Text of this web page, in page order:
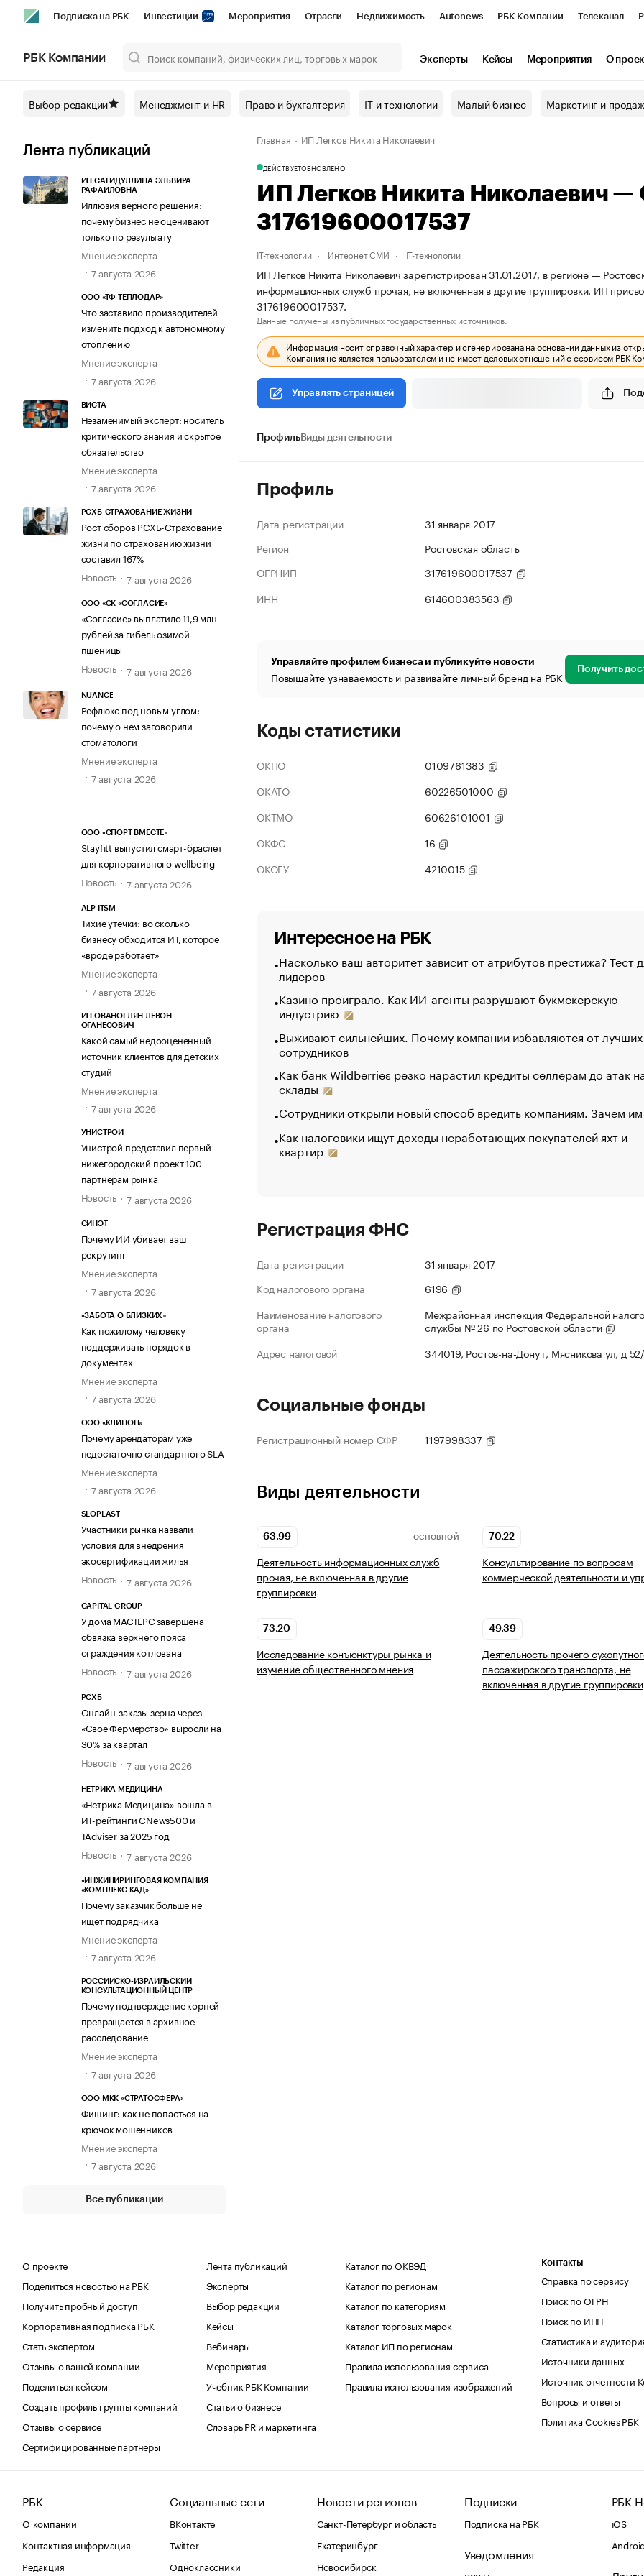
Подписка на РБК Инвестиции Мероприятия Отрасли Недвижимость Autonews РБК Компании Телеканал
Спецпроекты СПб Конференции СПб Спецпроекты Проверка контрагентов
Технологии и медиа Рынок наличной валюты
РБК Компании Эксперты Кейсы Мероприятия О
Выбор редакции Менеджмент и HR Право и бухгалтерия IT и технологии Малый бизнес Маркетинг и
Лента публикаций
ИП САГИДУЛЛИНА ЭЛЬВИРА
РАФАИЛОВНА
Иллюзия верного решения:
почему бизнес не оценивают
только по результату
Мнение эксперта
7 августа 2026
ООО «ТФ ТЕПЛОДАР»
Что заставило производителей
изменить подход к автономному
отоплению
Мнение эксперта
7 августа 2026
ВИСТА
Незаменимый эксперт: носитель
критического знания и скрытое
обязательство
Мнение эксперта
7 августа 2026
РСХБ-СТРАХОВАНИЕ ЖИЗНИ
Рост сборов РСХБ-Страхование
жизни по страхованию жизни
составил 167%
Новость
7 августа 2026
ООО «СК «СОГЛАСИЕ»
«Согласие» выплатило 11,9 млн
рублей за гибель озимой
пшеницы
Новость
7 августа 2026
NUANCE
Рефлюкс под новым углом:
почему о нем заговорили
стоматологи
Мнение эксперта
7 августа 2026
ООО «СПОРТ ВМЕСТЕ»
Stayfitt выпустил смарт-браслет
для корпоративного wellbeing
Новость
7 августа 2026
ALP ITSM
Тихие утечки: во сколько
бизнесу обходится ИТ, которое
«вроде работает»
Мнение эксперта
7 августа 2026
ИП ОВАНОГЛЯН ЛЕВОН
ОГАНЕСОВИЧ
Какой самый недооцененный
источник клиентов для детских
студий
Мнение эксперта
7 августа 2026
УНИСТРОЙ
Унистрой представил первый
нижегородский проект 100
партнерам рынка
Новость
7 августа 2026
СИНЭТ
Почему ИИ убивает ваш
рекрутинг
Мнение эксперта
7 августа 2026
«ЗАБОТА О БЛИЗКИХ»
Как пожилому человеку
поддерживать порядок в
документах
Мнение эксперта
7 августа 2026
ООО «КЛИНОН»
Почему арендаторам уже
недостаточно стандартного SLA
Мнение эксперта
7 августа 2026
SLOPLAST
Участники рынка назвали
условия для внедрения
экосертификации жилья
Новость
7 августа 2026
CAPITAL GROUP
У дома МАСТЕРС завершена
обвязка верхнего пояса
ограждения котлована
Новость
7 августа 2026
РСХБ
Онлайн-заказы зерна через
«Свое Фермерство» выросли на
30% за квартал
Новость
7 августа 2026
НЕТРИКА МЕДИЦИНА
«Нетрика Медицина» вошла в
ИТ-рейтинги CNews500 и
TAdviser за 2025 год
Новость
7 августа 2026
«ИНЖИНИРИНГОВАЯ КОМПАНИЯ
«КОМПЛЕКС КАД»
Почему заказчик больше не
ищет подрядчика
Мнение эксперта
7 августа 2026
РОССИЙСКО-ИЗРАИЛЬСКИЙ
КОНСУЛЬТАЦИОННЫЙ ЦЕНТР
Почему подтверждение корней
превращается в архивное
расследование
Мнение эксперта
7 августа 2026
ООО МКК «СТРАТОСФЕРА»
Фишинг: как не попасться на
крючок мошенников
Мнение эксперта
7 августа 2026
Все публикации
Главная ИП Легков Никита Николаевич
ДЕЙСТВУЕТОБНОВЛЕНО
ИП Легков Никита Николаевич
317619600017537
IT-технологии Интернет СМИ IT-технологии
ИП Легков Никита Николаевич зарегистрирован 31.01.2017, в регионе —
информационных служб прочая, не включенная в другие группировки. ИП
317619600017537.
Данные получены из публичных государственных источников.
Информация носит справочный характер и сгенерирована на основании данных из
Компания не является пользователем и не имеет деловых отношений с сервисом РБК
Управлять страницей
ПрофильВиды деятельности
Профиль
Дата регистрации
31 января 2017
Регион
Ростовская область
ОГРНИП
317619600017537
ИНН
614600383563
Управляйте профилем бизнеса и публикуйте новости
Повышайте узнаваемость и развивайте личный бренд на РБК Получить
Коды статистики
ОКПО
0109761383
ОКАТО
60226501000
ОКТМО
60626101001
ОКФС
16
ОКОГУ
4210015
Интересное на РБК
Насколько ваш авторитет зависит от атрибутов престижа? Тест
лидеров
Казино проиграло. Как ИИ-агенты разрушают букмекерскую
индустрию
Выживают сильнейших. Почему компании избавляются от лучших
сотрудников
Как банк Wildberries резко нарастил кредиты селлерам до атак
склады
Сотрудники открыли новый способ вредить компаниям. Зачем
Как налоговики ищут доходы неработающих покупателей яхт и
квартир
Регистрация ФНС
Дата регистрации
31 января 2017
Код налогового органа
6196
Наименование налогового
органа
Межрайонная инспекция Федеральной
службы № 26 по Ростовской области
Адрес налоговой
344019, Ростов-на-Дону г, Мясникова ул, д
Социальные фонды
Регистрационный номер СФР 1197998337
Виды деятельности
63.99 ОСНОВНОЙ
Деятельность информационных служб
прочая, не включенная в другие
группировки
70.22
Консультирование по вопросам
коммерческой деятельности и
73.20
Исследование конъюнктуры рынка и
изучение общественного мнения
49.39
Деятельность прочего
пассажирского транспорта, не
включенная в другие группировки
О проекте
Поделиться новостью на РБК
Получить пробный доступ
Корпоративная подписка РБК
Стать экспертом
Отзывы о вашей компании
Поделиться кейсом
Создать профиль группы компаний
Отзывы о сервисе
Сертифицированные партнеры
Лента публикаций
Эксперты
Выбор редакции
Кейсы
Вебинары
Мероприятия
Учебник РБК Компании
Статьи о бизнесе
Словарь PR и маркетинга
Каталог по ОКВЭД
Каталог по регионам
Каталог по категориям
Каталог торговых марок
Каталог ИП по регионам
Правила использования сервиса
Правила использования изображений
Контакты
Справка по сервису
Поиск по ОГРН
Поиск по ИНН
Статистика и
Источники данных
Источник отчетности
Вопросы и ответы
Политика Cookies РБК
РБК
О компании
Контактная информация
Редакция
Социальные сети
ВКонтакте
Twitter
Одноклассники
Новости регионов
Санкт-Петербург и область
Екатеринбург
Новосибирск
Подписки
Подписка на РБК
Уведомления
РБК
iOS